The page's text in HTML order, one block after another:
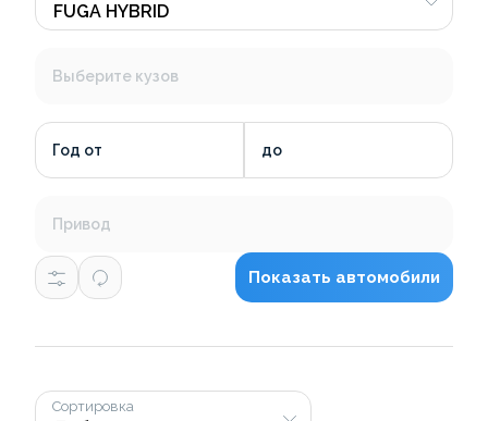
Выберите кузов
Год от до
Привод
Показать автомобили
Сортировка